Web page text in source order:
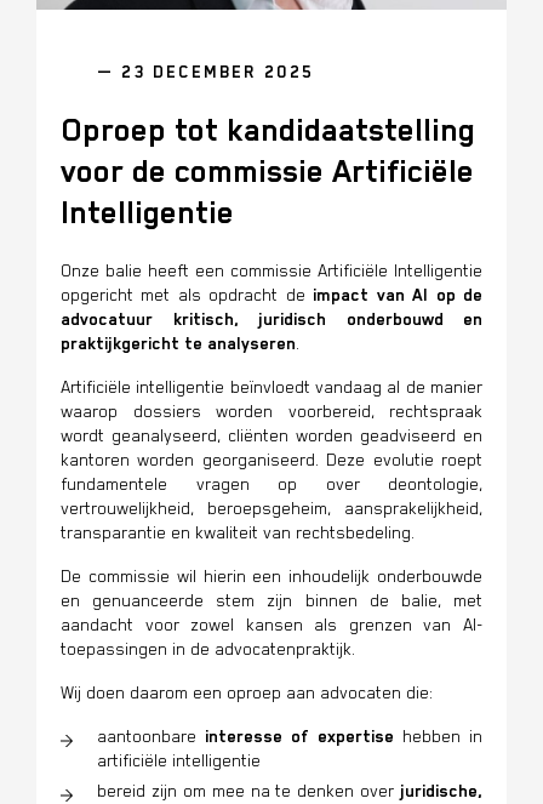
— 23 DECEMBER 2025
Oproep tot kandidaatstelling
voor de commissie Artificiële
Intelligentie
Onze balie heeft een commissie Artificiële Intelligentie
opgericht met als opdracht de impact van AI op de
advocatuur kritisch, juridisch onderbouwd en
praktijkgericht te analyseren.
Artificiële intelligentie beïnvloedt vandaag al de manier
waarop dossiers worden voorbereid, rechtspraak
wordt geanalyseerd, cliënten worden geadviseerd en
kantoren worden georganiseerd. Deze evolutie roept
fundamentele vragen op over deontologie,
vertrouwelijkheid, beroepsgeheim, aansprakelijkheid,
transparantie en kwaliteit van rechtsbedeling.
De commissie wil hierin een inhoudelijk onderbouwde
en genuanceerde stem zijn binnen de balie, met
aandacht voor zowel kansen als grenzen van AI-
toepassingen in de advocatenpraktijk.
Wij doen daarom een oproep aan advocaten die:
aantoonbare interesse of expertise hebben in
artificiële intelligentie
bereid zijn om mee na te denken over juridische,